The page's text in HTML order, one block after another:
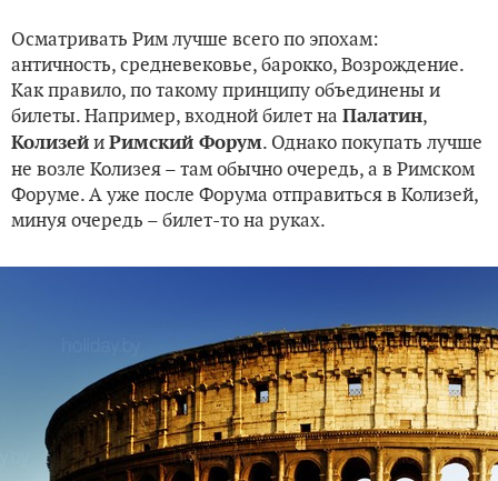
Осматривать Рим лучше всего по эпохам:
античность, средневековье, барокко, Возрождение.
Как правило, по такому принципу объединены и
билеты. Например, входной билет на Палатин,
Колизей и Римский Форум. Однако покупать лучше
не возле Колизея – там обычно очередь, а в Римском
Форуме. А уже после Форума отправиться в Колизей,
минуя очередь – билет-то на руках.